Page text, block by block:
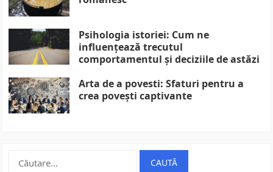
Psihologia istoriei: Cum ne
influențează trecutul
comportamentul și deciziile de astăzi
Arta de a povesti: Sfaturi pentru a
crea povești captivante
Caută